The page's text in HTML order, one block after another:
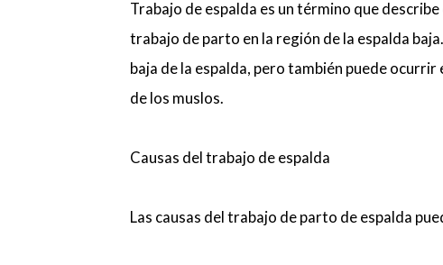
Trabajo de espalda es un término que
trabajo de parto en la región de la espalda
baja de la espalda, pero también puede ocurrir
de los muslos.
Causas del trabajo de espalda
Las causas del trabajo de parto de espalda